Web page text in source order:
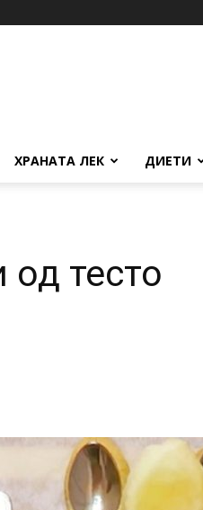
ХРАНАТА ЛЕК ДИЕТИ
тесто